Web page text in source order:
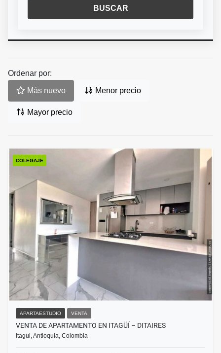
BUSCAR
Ordenar por:
Más nuevo Menor precio
Mayor precio
COLEGAJE
APARTAESTUDIO VENTA
VENTA DE APARTAMENTO EN ITAGÜÍ – DITAIRES
Itagui, Antioquia, Colombia